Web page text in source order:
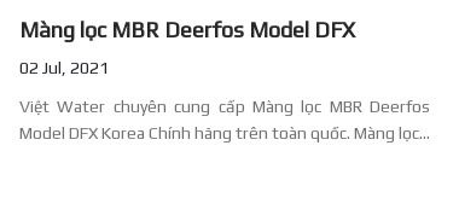
Màng lọc MBR Deerfos Model DFX
02 Jul, 2021
Việt Water chuyên cung cấp Màng lọc MBR Deerfos
Model DFX Korea Chính hãng trên toàn quốc. Màng lọc...